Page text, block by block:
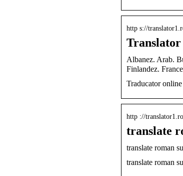
http s://
Translator
Albanez. Arab.
Finlandez.
Traducator
http ://
translate
translate roman
translate roman